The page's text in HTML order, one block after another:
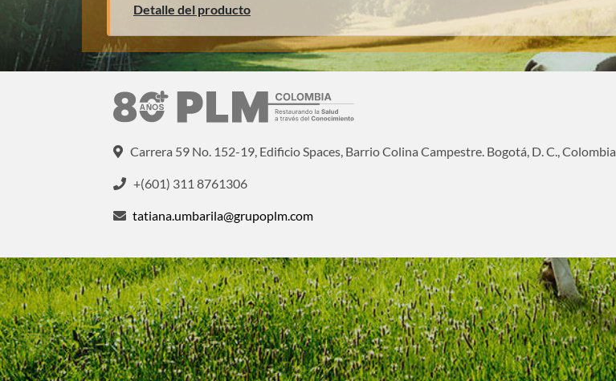
Detalle del producto
Carrera 59 No. 152-19, Edificio Spaces, Barrio Colina Campestre. Bogotá, D. C., Colombia
+(601) 311 8761306
tatiana.umbarila@grupoplm.com